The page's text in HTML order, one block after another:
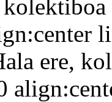
ere,